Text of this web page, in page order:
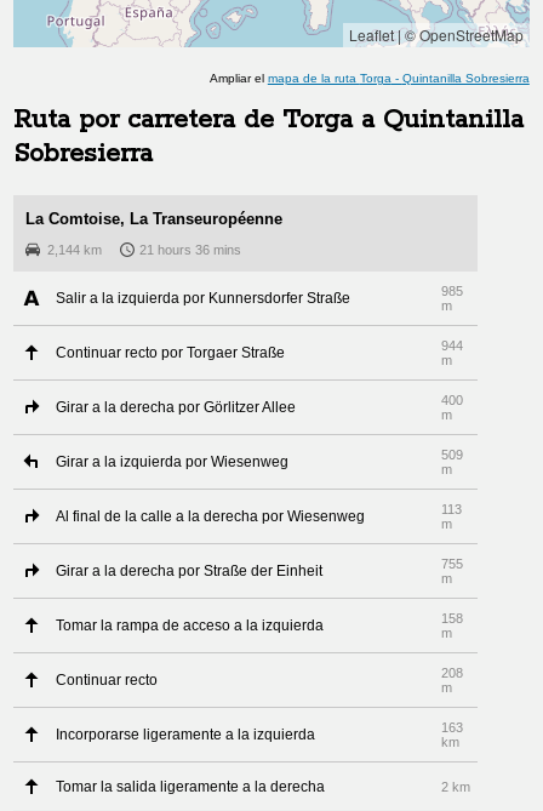
Leaflet|© OpenStreetMap
Ampliar el mapa de la ruta Torga - Quintanilla Sobresierra
Ruta por carretera de Torgaa Quintanilla
Sobresierra
La Comtoise, La Transeuropéenne
2,144 km 21 hours 36 mins
Salir a la izquierda por Kunnersdorfer Straße
985
m
Continuar recto por Torgaer Straße
944
m
Girar a la derecha por Görlitzer Allee
400
m
Girar a la izquierda por Wiesenweg
509
m
Al final de la calle a la derecha por Wiesenweg
113
m
Girar a la derecha por Straße der Einheit
755
m
Tomar la rampa de acceso a la izquierda
158
m
Continuar recto
208
m
Incorporarse ligeramente a la izquierda
163
km
Tomar la salida ligeramente a la derecha 2 km